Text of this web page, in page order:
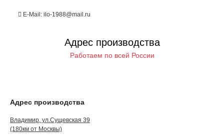
E-Mail: ilo-1988@mail.ru
Адрес производства
Работаем по всей России
Адрес производства
Владимир, ул.Сущевская 39
(180км от Москвы)